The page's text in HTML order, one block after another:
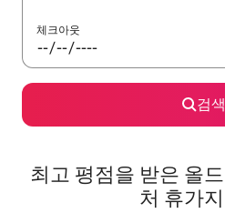
체크아웃
검색
최고 평점을 받은 올
처 휴가